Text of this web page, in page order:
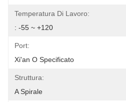
Temperatura Di Lavoro:
: -55 ~ +120
Port:
Xi'an O Specificato
Struttura:
A Spirale